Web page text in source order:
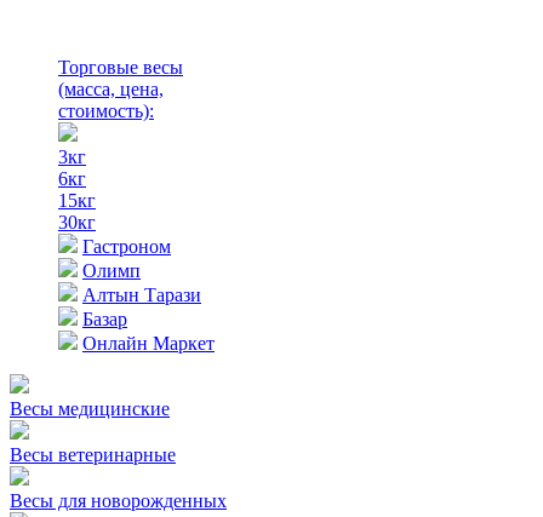
Торговые весы
(масса, цена,
стоимость):
3кг
6кг
15кг
30кг
Гастроном
Олимп
Алтын Тарази
Базар
Онлайн Маркет
Весы медицинские
Весы ветеринарные
Весы для новорожденных